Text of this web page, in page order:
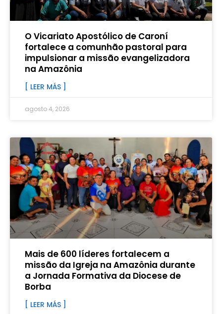
O Vicariato Apostólico de Caroní
fortalece a comunhão pastoral para
impulsionar a missão evangelizadora
na Amazônia
[ LEER MÁS ]
agosto 4, 2026
Mais de 600 líderes fortalecem a
missão da Igreja na Amazônia durante
a Jornada Formativa da Diocese de
Borba
[ LEER MÁS ]